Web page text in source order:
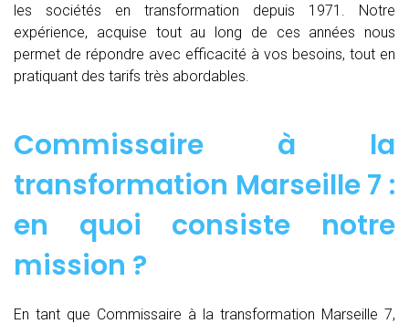
les sociétés en transformation depuis 1971. Notre
expérience, acquise tout au long de ces années nous
permet de répondre avec efficacité à vos besoins, tout en
pratiquant des tarifs très abordables.
Commissaire à la
transformation Marseille 7 :
en quoi consiste notre
mission ?
En tant que Commissaire à la transformation Marseille 7,